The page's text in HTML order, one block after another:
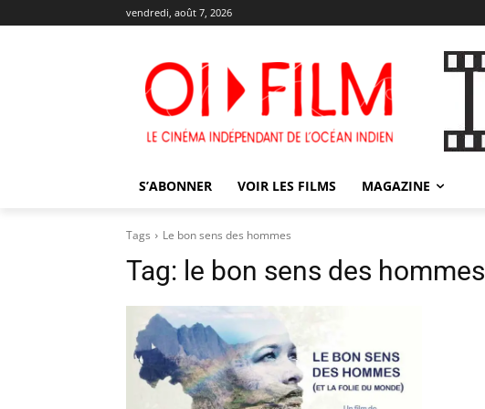
vendredi, août 7, 2026
S’ABONNER VOIR LES FILMS MAGAZINE
Tags Le bon sens des hommes
Tag: le bon sens des hommes